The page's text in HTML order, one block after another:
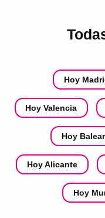
Hoy
Hoy Valencia
Hoy
Hoy Alicante
Hoy